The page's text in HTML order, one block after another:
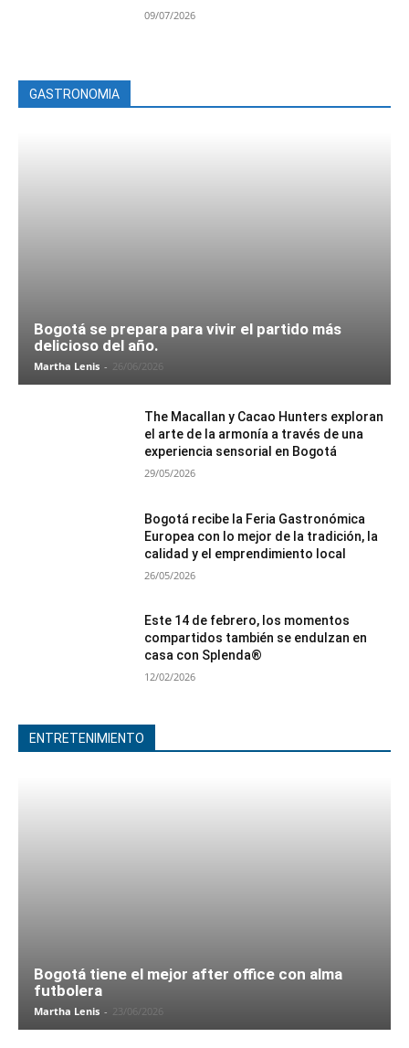
09/07/2026
GASTRONOMIA
Bogotá se prepara para vivir el partido más
delicioso del año.
Martha Lenis - 26/06/2026
The Macallan y Cacao Hunters exploran
el arte de la armonía a través de una
experiencia sensorial en Bogotá
29/05/2026
Bogotá recibe la Feria Gastronómica
Europea con lo mejor de la tradición, la
calidad y el emprendimiento local
26/05/2026
Este 14 de febrero, los momentos
compartidos también se endulzan en
casa con Splenda®
12/02/2026
ENTRETENIMIENTO
Bogotá tiene el mejor after office con alma
futbolera
Martha Lenis - 23/06/2026